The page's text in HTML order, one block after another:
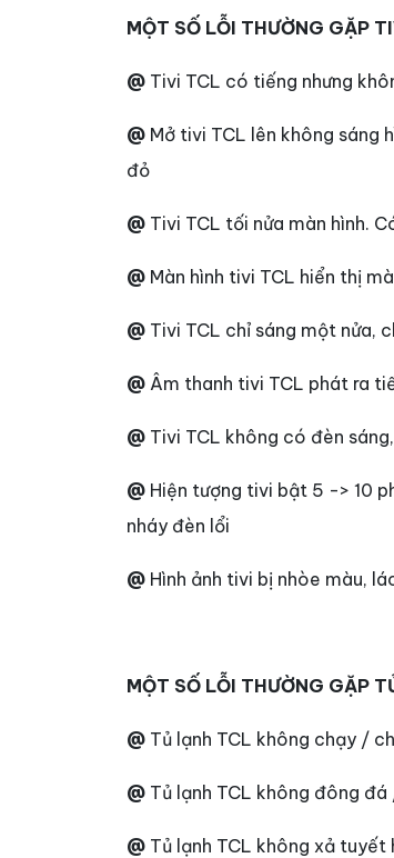
MỘT SỐ LỖI THƯỜNG GẶP
@ Tivi TCL có tiếng nhưng
@ Mở tivi TCL lên không sáng
đỏ
@ Tivi TCL tối nửa màn hình.
@ Màn hình tivi TCL hiển thị
@ Tivi TCL chỉ sáng một nửa,
@ Âm thanh tivi TCL phát ra
@ Tivi TCL không có đèn
@ Hiện tượng tivi bật 5 -> 10
nháy đèn lổi
@ Hình ảnh tivi bị nhòe màu,
MỘT SỐ LỖI THƯỜNG GẶP
@ Tủ lạnh TCL không chạy /
@ Tủ lạnh TCL không đông
@ Tủ lạnh TCL không xả